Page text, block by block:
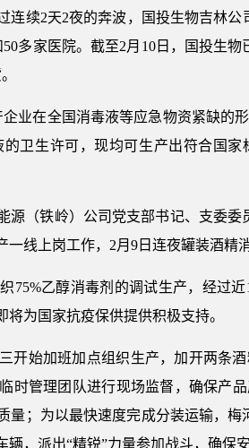
续2天2夜的奔波，国投生物吉林公
多家医院。截至2月10日，国投生
业在全国消毒液等应急物资紧缺的
卫生许可，现均可生产出符合国
源（铁岭）公司党支部书记、支委委
线上岗工作，2月9日连夜罐装酒精消
75%乙醇消毒剂的调试生产，经过
为国家抗疫保供提供积极支持。
开始加班加点组织生产，加开两条
时管理团队进行现场监督，确保产
量；为以最快速度完成分装运输，
，派出“精锐”力量参加战斗，确保